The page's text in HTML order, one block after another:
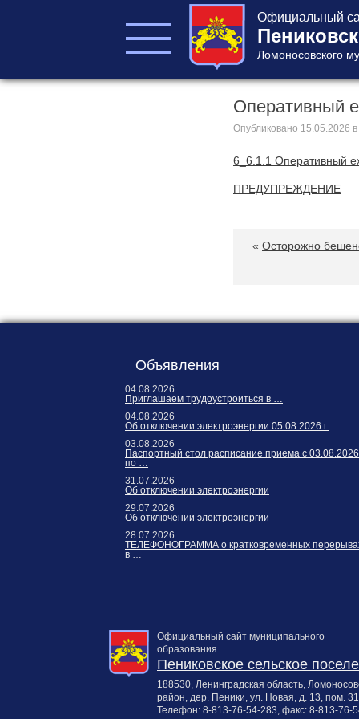
Официальный
Ломоносовского
Онлайн-обращения
Россия, Ленинградская
Оперативный
Опубликовано 15.05.2026
6_6.1.1 Оперативный
ПРЕДУПРЕЖДЕНИЕ
« Осторожно
Объявления
04.08.2026
Приглашаем трудоустроиться в …
04.08.2026
Об отключении электроэнергии 05.08.2026 г.
03.08.2026
Паспортный стол расписание приема с 03.08.2026
по …
31.07.2026
Об отключении электроэнергии
29.07.2026
Об отключении электроэнергии
28.07.2026
ТЕЛЕФОНОГРАММА о кратковременных
в …
Официальный сайт муниципального
образования
Пениковское сельское
188530, Ленинградская область,
район, дер. Пеники, ул. Новая, д. 13, пом. 31
Телефон: 8-813-76-54-283, факс: 8-813-76-